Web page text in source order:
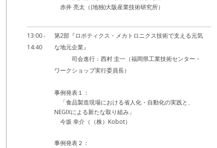
赤井 亮太（(地独)大阪産業技術研究所）
13:00 -
14:40
第2部『ロボティクス・メカトロニクス技術で支える元気
な地元企業』
司会進行：西村 圭一（福岡県工業技術センター・
ワークショップ実行委員長）
事例発表１：
「食品製造現場における省人化・自動化の実践と、
NEGIXによる新たな取り組み」
今坂 幸介（（株）Kobot）
事例発表２：